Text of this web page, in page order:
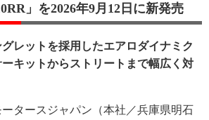
」を2026年9月12日に新発売
レットを採用したエアロダイナミク
キットからストリートまで幅広く対
タースジャパン（本社／兵庫県明石